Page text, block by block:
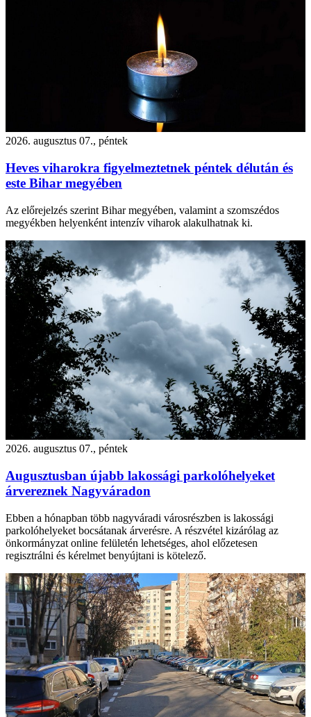
2026. augusztus 07., péntek
Heves viharokra figyelmeztetnek péntek délután és
este Bihar megyében
Az előrejelzés szerint Bihar megyében, valamint a szomszédos
megyékben helyenként intenzív viharok alakulhatnak ki.
2026. augusztus 07., péntek
Augusztusban újabb lakossági parkolóhelyeket
árvereznek Nagyváradon
Ebben a hónapban több nagyváradi városrészben is lakossági
parkolóhelyeket bocsátanak árverésre. A részvétel kizárólag az
önkormányzat online felületén lehetséges, ahol előzetesen
regisztrálni és kérelmet benyújtani is kötelező.